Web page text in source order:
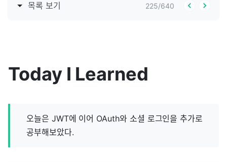
목록 보기 225/640
Today I Learned
오늘은 JWT에 이어 OAuth와 소셜 로그인을 추가로
공부해보았다.